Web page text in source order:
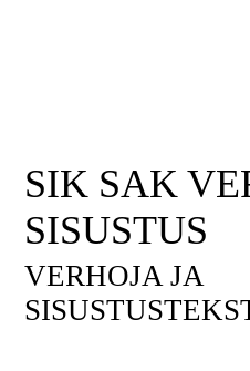
SIK SAK
SISUSTUS
VERHOJA JA